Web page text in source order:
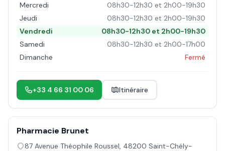
Mercredi
08h30-12h30 et 2h00-19h30
Jeudi
08h30-12h30 et 2h00-19h30
Vendredi
08h30-12h30 et 2h00-19h30
Samedi
08h30-12h30 et 2h00-17h00
Dimanche
Fermé
+33 4 66 31 00 06 Itinéraire
Pharmacie Brunet
87 Avenue Théophile Roussel, 48200 Saint-Chély-